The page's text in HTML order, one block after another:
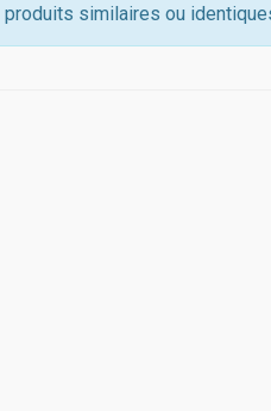
similaires ou